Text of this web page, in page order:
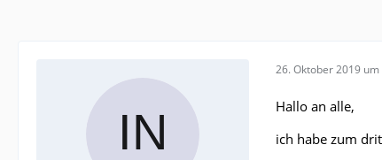
26. Oktober 2019 um
Hallo an alle,
ich habe zum